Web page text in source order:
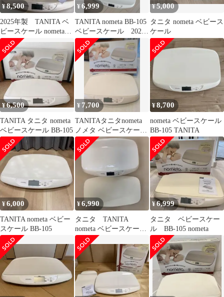
¥8,500
2025年製 TANITA ベ
ビースケール nometa
BB-105
¥6,999
TANITA nometa BB-105
ベビースケール 2024
年製
¥5,000
タニタ nometa ベビース
ケール
¥6,500
TANITA タニタ nometa
ベビースケール BB-105
¥ 7,700
TANITAタニタnometa
ノメタ ベビースケー
ル BB105
¥8,700
nometa ベビースケール
BB-105 TANITA
¥6,000
TANITA nometa ベビー
スケール BB-105
¥6,990
タニタ TANITA
nometa ベビースケール
2020年 マット 105
¥6,999
タニタ ベビースケー
ル BB-105 nometa